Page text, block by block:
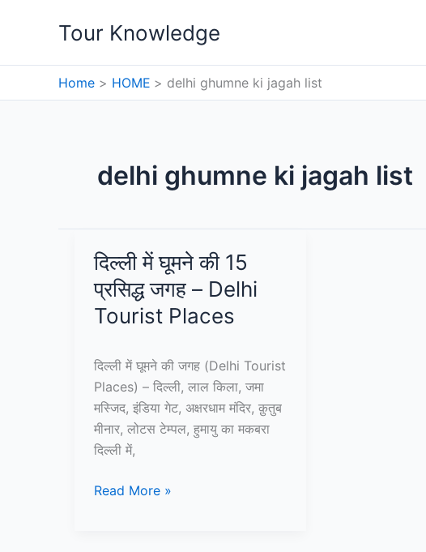
Tour Knowledge
Home HOME delhi ghumne ki jagah list
delhi ghumne ki jagah list
दिल्ली में घूमने की 15
प्रसिद्ध जगह – Delhi
Tourist Places
दिल्ली में घूमने की जगह (Delhi Tourist
Places) – दिल्ली, लाल किला, जमा
मस्जिद, इंडिया गेट, अक्षरधाम मंदिर, क़ुतुब
मीनार, लोटस टेम्पल, हुमायु का मकबरा
दिल्ली में,
दिल्ली
Read More »